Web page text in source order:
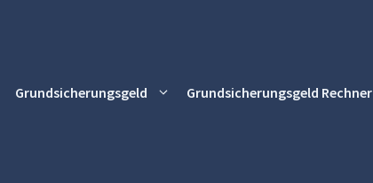
Grundsicherungsgeld Grundsicherungsgeld Rechner